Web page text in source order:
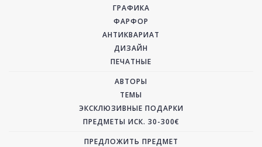
ГРАФИКА
ФАРФОР
АНТИКВАРИАТ
ДИЗАЙН
ПЕЧАТНЫЕ
АВТОРЫ
ТЕМЫ
ЭКСКЛЮЗИВНЫЕ ПОДАРКИ
ПРЕДМЕТЫ ИСК. 30-300€
ПРЕДЛОЖИТЬ ПРЕДМЕТ